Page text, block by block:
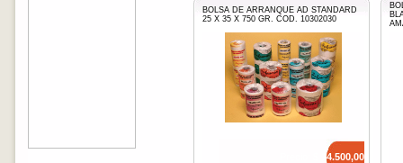
BOLSA DE ARRANQUE AD STANDARD
25 X 35 X 750 GR. COD. 10302030
14.500,00